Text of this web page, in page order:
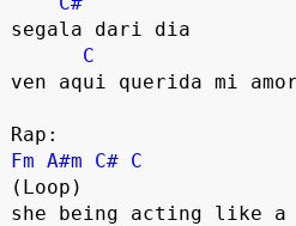
segala dari dia
C
ven aqui querida mi amor
Fm A#m C# C
(Loop)
she being acting like a